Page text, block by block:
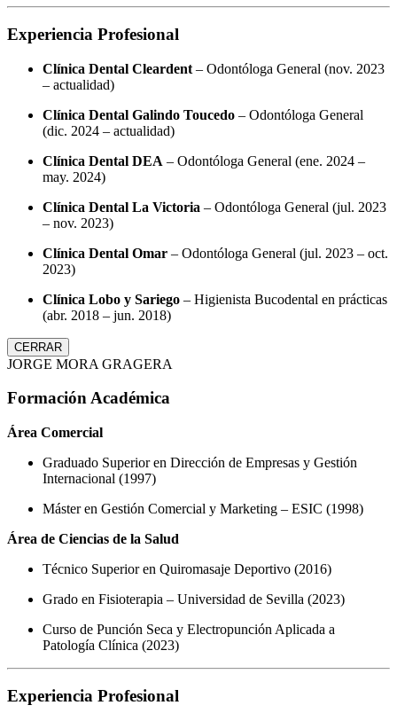
Experiencia Profesional
Clínica Dental Cleardent – Odontóloga General (nov. 2023
– actualidad)
Clínica Dental Galindo Toucedo – Odontóloga General
(dic. 2024 – actualidad)
Clínica Dental DEA – Odontóloga General (ene. 2024 –
may. 2024)
Clínica Dental La Victoria – Odontóloga General (jul. 2023
– nov. 2023)
Clínica Dental Omar – Odontóloga General (jul. 2023 – oct.
2023)
Clínica Lobo y Sariego – Higienista Bucodental en prácticas
(abr. 2018 – jun. 2018)
CERRAR
JORGE MORA GRAGERA
Formación Académica
Área Comercial
Graduado Superior en Dirección de Empresas y Gestión
Internacional (1997)
Máster en Gestión Comercial y Marketing – ESIC (1998)
Área de Ciencias de la Salud
Técnico Superior en Quiromasaje Deportivo (2016)
Grado en Fisioterapia – Universidad de Sevilla (2023)
Curso de Punción Seca y Electropunción Aplicada a
Patología Clínica (2023)
Experiencia Profesional